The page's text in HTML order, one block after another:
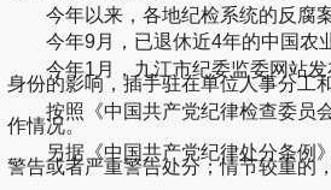
今年以来，各地纪检系统的反腐案
今年9月，已退休近4年的中国农业
今年1月，九江市纪委监委网站发
身份的影响，插手驻在单位人事分工
按照《中国共产党纪律检查委员会
作情况。
另据《中国共产党纪律处分条例》
警告或者严重警告处分；情节较重的